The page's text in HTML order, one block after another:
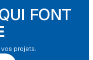
FONT
projets.